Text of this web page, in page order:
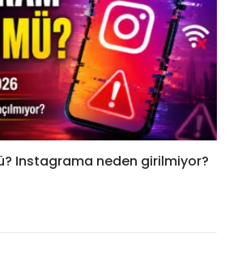
Instagrama neden girilmiyor?